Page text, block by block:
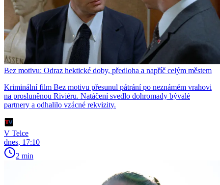
Bez motivu: Odraz hektické doby, předloha a napříč celým městem
Kriminální film Bez motivu přesunul pátrání po neznámém vrahovi
na prosluněnou Riviéru. Natáčení svedlo dohromady bývalé
partnery a odhalilo vzácné rekvizity.
V Telce
dnes, 17:10
2 min